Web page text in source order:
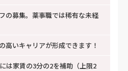
の募集。薬事職では稀有な未経
高いキャリアが形成できます！
は家賃の3分の2を補助（上限2